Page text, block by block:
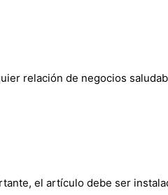
relación de negocios
el artículo debe ser